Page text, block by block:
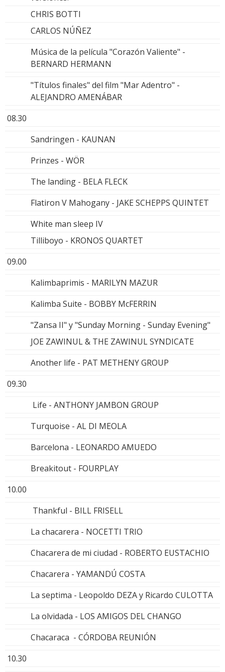
CHRIS BOTTI
CARLOS NÚÑEZ
Música de la película "Corazón Valiente" -
BERNARD HERMANN
"Títulos finales" del film "Mar Adentro" -
ALEJANDRO AMENÁBAR
08.30
Sandringen - KAUNAN
Prinzes - WÖR
The landing - BELA FLECK
Flatiron V Mahogany - JAKE SCHEPPS QUINTET
White man sleep IV
Tilliboyo - KRONOS QUARTET
09.00
Kalimbaprimis - MARILYN MAZUR
Kalimba Suite - BOBBY McFERRIN
"Zansa II" y "Sunday Morning - Sunday Evening"
JOE ZAWINUL & THE ZAWINUL SYNDICATE
Another life - PAT METHENY GROUP
09.30
Life - ANTHONY JAMBON GROUP
Turquoise - AL DI MEOLA
Barcelona - LEONARDO AMUEDO
Breakitout - FOURPLAY
10.00
Thankful - BILL FRISELL
La chacarera - NOCETTI TRIO
Chacarera de mi ciudad - ROBERTO EUSTACHIO
Chacarera - YAMANDÚ COSTA
La septima - Leopoldo DEZA y Ricardo CULOTTA
La olvidada - LOS AMIGOS DEL CHANGO
Chacaraca - CÓRDOBA REUNIÓN
10.30